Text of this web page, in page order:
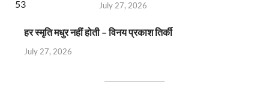
July 27, 2026
हर स्मृति मधुर नहीं होती – विनय प्रकाश तिर्की
July 27, 2026